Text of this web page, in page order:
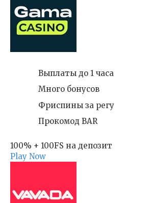
Выплаты до 1 часа
Много бонусов
Фриспины за регу
Прокомод BAR
100% + 100FS на депозит
Play Now